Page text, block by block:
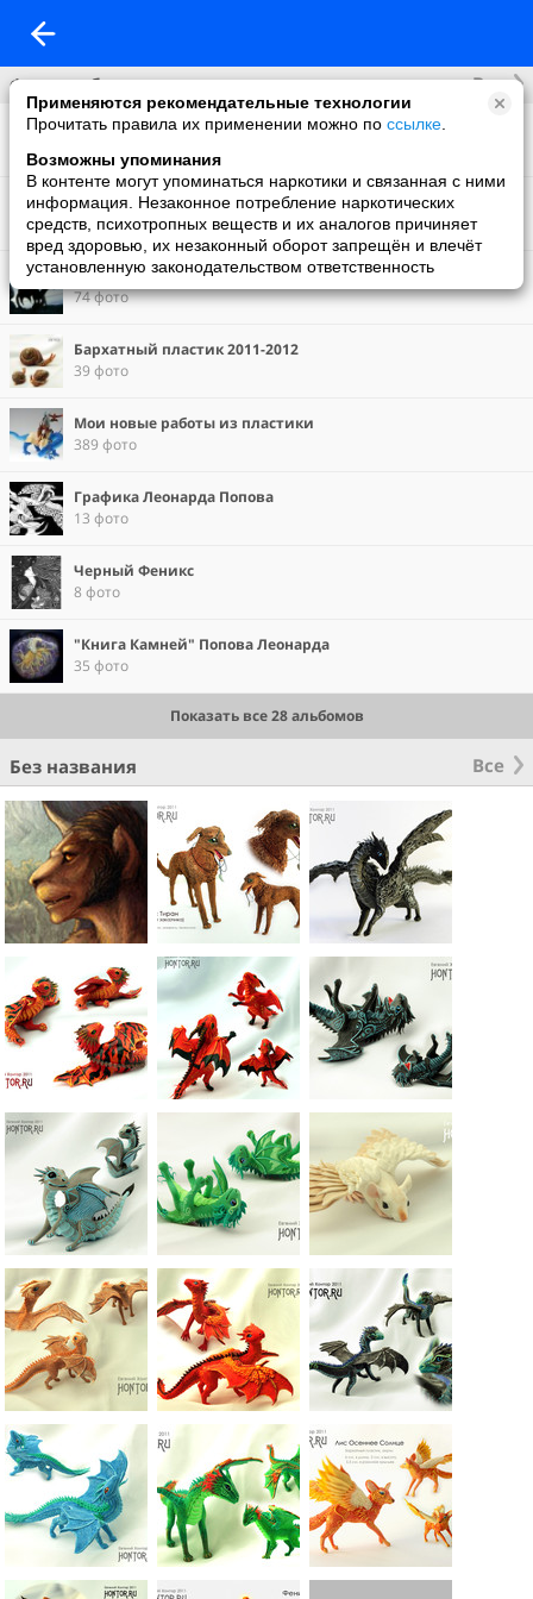
Применяются рекомендательные технологии
Прочитать правила их применении можно по ссылке
Возможны упоминания
В контенте могут упоминаться наркотики и связанная с ними
информация. Незаконное потребление наркотических
средств, психотропных веществ и их аналогов причиняет
вред здоровью, их незаконный оборот запрещён и влечёт
установленную законодательством ответственность
Фотоальбомы Все
"Мир Сотворенный" (мои картины)
Моя скульптура (ранние работы)
71 фото
Бархатный пластик 2009-2010
74 фото
Бархатный пластик 2011-2012
39 фото
Мои новые работы из пластики
389 фото
Графика Леонарда Попова
13 фото
Черный Феникс
8 фото
"Книга Камней" Попова Леонарда
35 фото
Показать все 28 альбомов
Без названия Все